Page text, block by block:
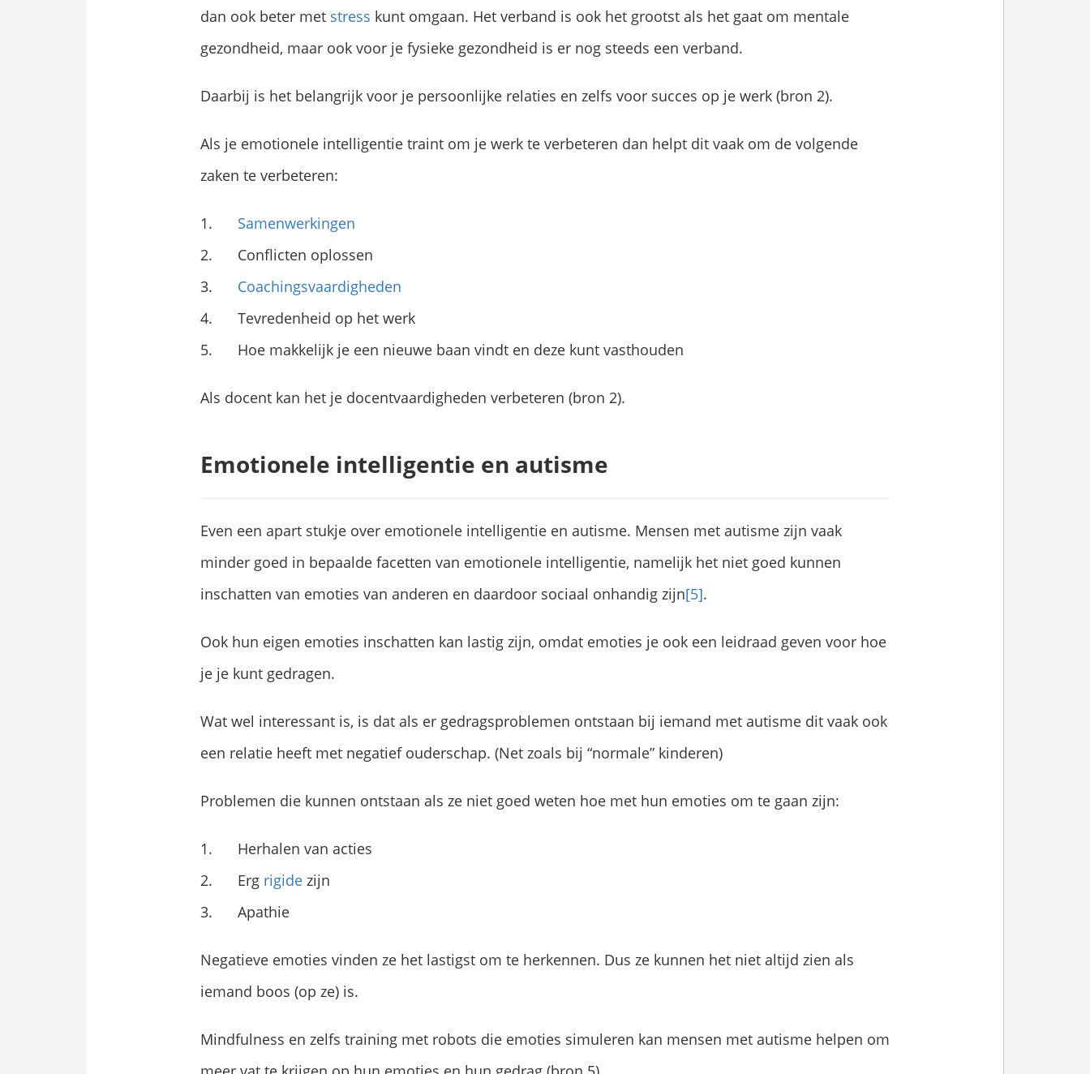
dan ook beter met stress kunt omgaan. Het verband is ook het grootst als het gaat om mentale
gezondheid, maar ook voor je fysieke gezondheid is er nog steeds een verband.
Daarbij is het belangrijk voor je persoonlijke relaties en zelfs voor succes op je werk (bron 2).
Als je emotionele intelligentie traint om je werk te verbeteren dan helpt dit vaak om de volgende
zaken te verbeteren:
Samenwerkingen
Conflicten oplossen
Coachingsvaardigheden
Tevredenheid op het werk
Hoe makkelijk je een nieuwe baan vindt en deze kunt vasthouden
Als docent kan het je docentvaardigheden verbeteren (bron 2).
Emotionele intelligentie en autisme
Even een apart stukje over emotionele intelligentie en autisme. Mensen met autisme zijn vaak
minder goed in bepaalde facetten van emotionele intelligentie, namelijk het niet goed kunnen
inschatten van emoties van anderen en daardoor sociaal onhandig zijn[5].
Ook hun eigen emoties inschatten kan lastig zijn, omdat emoties je ook een leidraad geven voor hoe
je je kunt gedragen.
Wat wel interessant is, is dat als er gedragsproblemen ontstaan bij iemand met autisme dit vaak ook
een relatie heeft met negatief ouderschap. (Net zoals bij “normale” kinderen)
Problemen die kunnen ontstaan als ze niet goed weten hoe met hun emoties om te gaan zijn:
Herhalen van acties
Erg rigide zijn
Apathie
Negatieve emoties vinden ze het lastigst om te herkennen. Dus ze kunnen het niet altijd zien als
iemand boos (op ze) is.
Mindfulness en zelfs training met robots die emoties simuleren kan mensen met autisme helpen om